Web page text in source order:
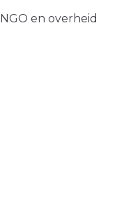
NGO en overheid